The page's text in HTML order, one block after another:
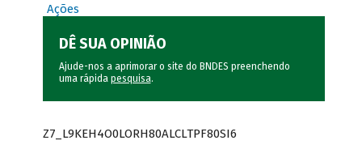
Ações
DÊ SUA OPINIÃO
Ajude-nos a aprimorar o site do BNDES preenchendo
uma rápida pesquisa.
Z7_L9KEH4O0LORH80ALCLTPF80SI6